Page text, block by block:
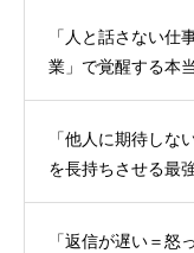
「人と話さない仕
業」で覚醒する本
「他人に期待しな
を長持ちさせる最
「返信が遅い＝怒